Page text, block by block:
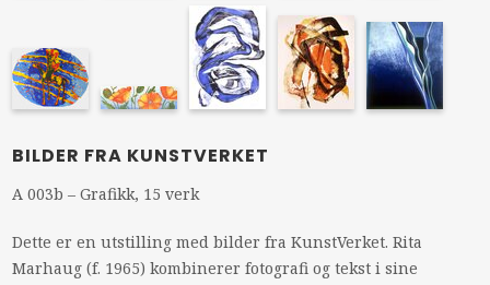
BILDER FRA KUNSTVERKET
A 003b – Grafikk, 15 verk
Dette er en utstilling med bilder fra KunstVerket. Rita
Marhaug (f. 1965) kombinerer fotografi og tekst i sine